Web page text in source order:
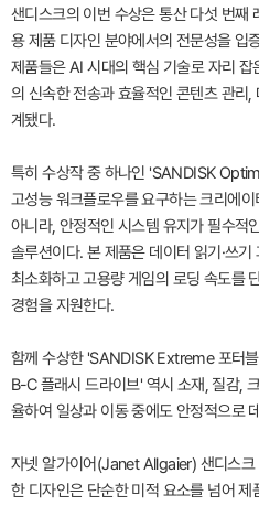
샌디스크의 이번 수상은 통산 다섯 번째
용 제품 디자인 분야에서의 전문성을 입
제품들은 AI 시대의 핵심 기술로 자리
의 신속한 전송과 효율적인 콘텐츠 관리
계됐다.
특히 수상작 중 하나인 'SANDISK
고성능 워크플로우를 요구하는 크리에
아니라, 안정적인 시스템 유지가 필수적
솔루션이다. 본 제품은 데이터 읽기·쓰
최소화하고 고용량 게임의 로딩 속도를
경험을 지원한다.
함께 수상한 'SANDISK Extreme 포터
B-C 플래시 드라이브' 역시 소재, 질감,
율하여 일상과 이동 중에도 안정적으로
자넷 알가이어(Janet Allgaier) 샌디스
한 디자인은 단순한 미적 요소를 넘어